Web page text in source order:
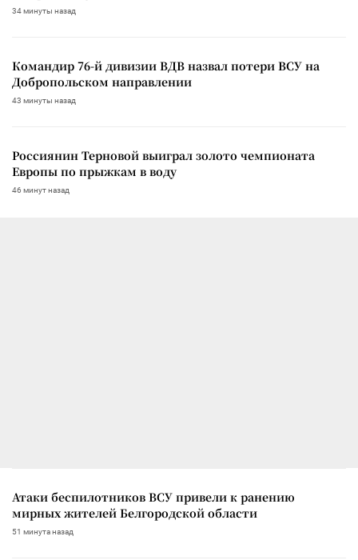
34 минуты назад
Командир 76-й дивизии ВДВ назвал потери ВСУ на
Добропольском направлении
43 минуты назад
Россиянин Терновой выиграл золото чемпионата
Европы по прыжкам в воду
46 минут назад
Атаки беспилотников ВСУ привели к ранению
мирных жителей Белгородской области
51 минута назад